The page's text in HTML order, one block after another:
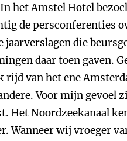
het Amstel Hotel
de persconferenties
jaarverslagen die
daar toen gaven.
rijd van het ene
Voor mijn gevoel
Het Noordzeekanaal
Wanneer wij vroeger